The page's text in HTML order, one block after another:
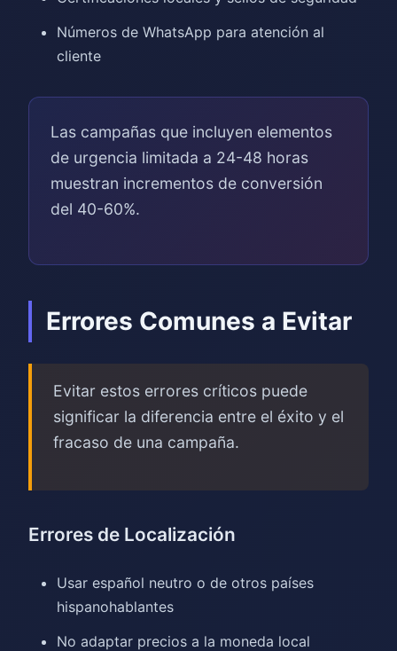
Números de WhatsApp para atención al
cliente
Las campañas que incluyen elementos
de urgencia limitada a 24-48 horas
muestran incrementos de conversión
del 40-60%.
Errores Comunes a Evitar
Evitar estos errores críticos puede
significar la diferencia entre el éxito y el
fracaso de una campaña.
Errores de Localización
Usar español neutro o de otros países
hispanohablantes
No adaptar precios a la moneda local